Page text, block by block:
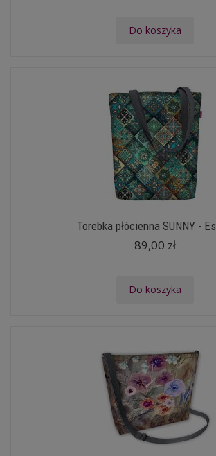
Do koszyka
Torebka płócienna SUNNY -
89,00 zł
Do koszyka